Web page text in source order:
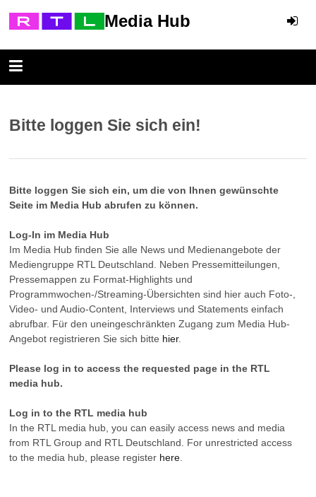
Media Hub
Bitte loggen Sie sich ein!
Bitte loggen Sie sich ein, um die von Ihnen gewünschte
Seite im Media Hub abrufen zu können.
Log-In im Media Hub
Im Media Hub finden Sie alle News und Medienangebote der
Mediengruppe RTL Deutschland. Neben Pressemitteilungen,
Pressemappen zu Format-Highlights und
Programmwochen-/Streaming-Übersichten sind hier auch Foto-,
Video- und Audio-Content, Interviews und Statements einfach
abrufbar. Für den uneingeschränkten Zugang zum Media Hub-
Angebot registrieren Sie sich bitte hier.
Please log in to access the requested page in the RTL
media hub.
Log in to the RTL media hub
In the RTL media hub, you can easily access news and media
from RTL Group and RTL Deutschland. For unrestricted access
to the media hub, please register here